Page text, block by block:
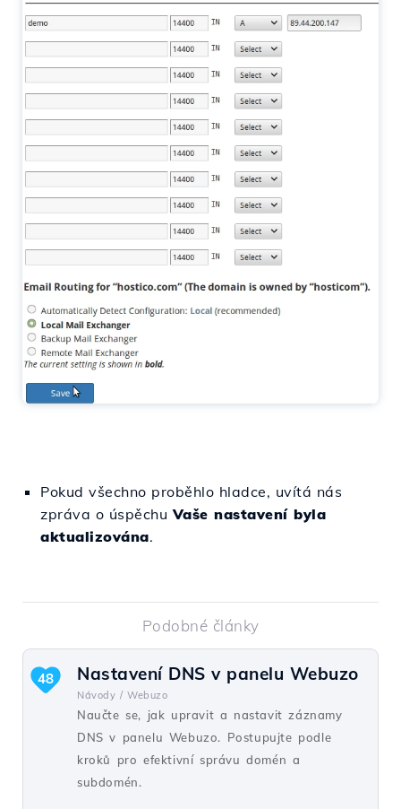
Pokud všechno proběhlo hladce, uvítá nás
zpráva o úspěchuVaše nastavení byla
aktualizována.
Podobné články
Nastavení DNS v panelu Webuzo
Návody / Webuzo
Naučte se, jak upravit a nastavit záznamy
DNS v panelu Webuzo. Postupujte podle
kroků pro efektivní správu domén a
subdomén.
48